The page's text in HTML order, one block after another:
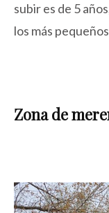
subir es de 5
los más
Zona de